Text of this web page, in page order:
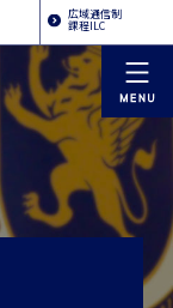
広域通信制
課程ILC